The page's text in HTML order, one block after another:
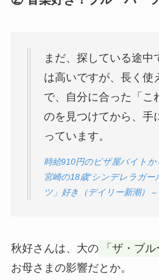
まだ、探している途中
は高いですが、長く使
で、自分に合った「こ
のを見つけてから、手
っています。
時給910円のピザ屋バイト
宮崎の18歳“シンデレラガー
ツ」好き（デイリー新潮）
秋好さんは、大の
「ザ・ブ
お母さまの影響だとか。